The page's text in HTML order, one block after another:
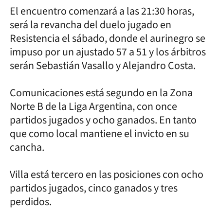
El encuentro comenzará a las 21:30 horas,
será la revancha del duelo jugado en
Resistencia el sábado, donde el aurinegro se
impuso por un ajustado 57 a 51 y los árbitros
serán Sebastián Vasallo y Alejandro Costa.
Comunicaciones está segundo en la Zona
Norte B de la Liga Argentina, con once
partidos jugados y ocho ganados. En tanto
que como local mantiene el invicto en su
cancha.
Villa está tercero en las posiciones con ocho
partidos jugados, cinco ganados y tres
perdidos.